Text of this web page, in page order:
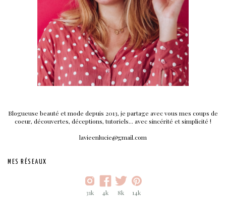
Blogueuse beauté et mode depuis 2013, je partage avec vous mes coups de
coeur, découvertes, déceptions, tutoriels... avec sincérité et simplicité !
lavieenlucie@gmail.com
MES RÉSEAUX
31k 4k 8k 14k